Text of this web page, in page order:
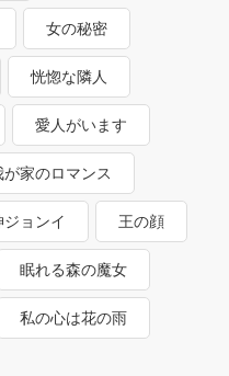
女の秘密
恍惚な隣人
愛人がいます
が家のロマンス
ョンイ 王の顔
眠れる森の魔女
私の心は花の雨